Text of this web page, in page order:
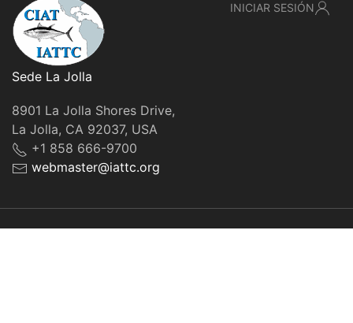
Sede La Jolla
8901 La Jolla Shores Drive,
La Jolla, CA 92037, USA
+1 858 666-9700
webmaster@iattc.org
INICIAR SESIÓN
© IATTC, 2022-2026